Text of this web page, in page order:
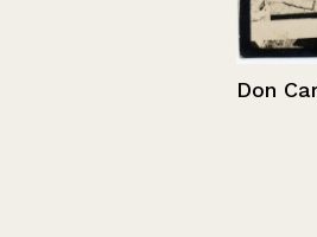
Don Carlos Bari Bell